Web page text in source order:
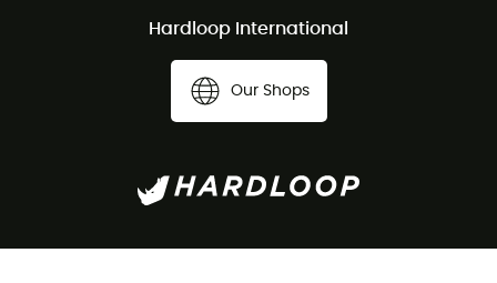
Hardloop International
Our Shops